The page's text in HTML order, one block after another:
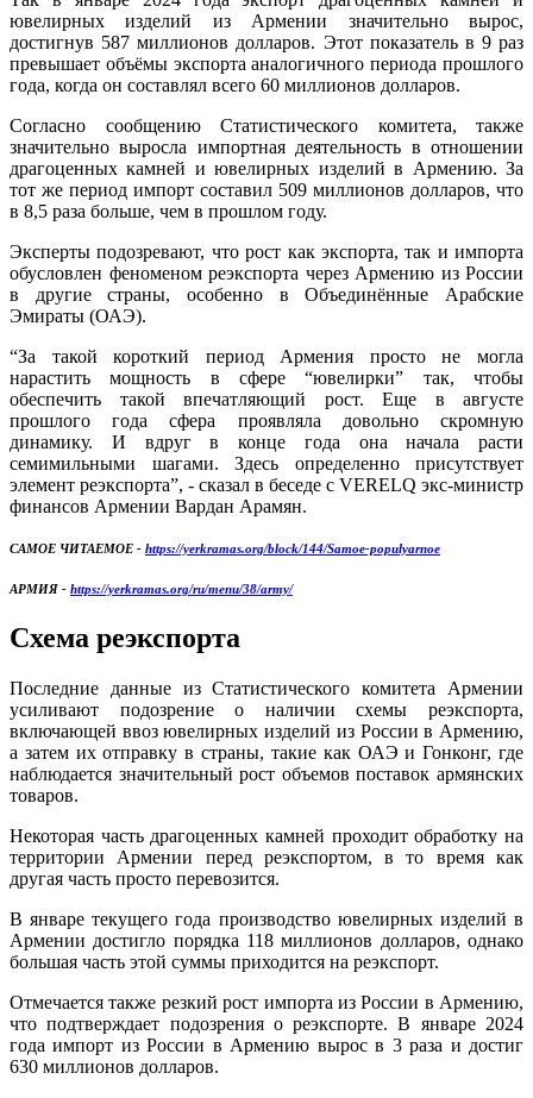
ювелирных изделий из Армении значительно вырос,
достигнув 587 миллионов долларов. Этот показатель в 9 раз
превышает объёмы экспорта аналогичного периода прошлого
года, когда он составлял всего 60 миллионов долларов.
Согласно сообщению Статистического комитета, также
значительно выросла импортная деятельность в отношении
драгоценных камней и ювелирных изделий в Армению. За
тот же период импорт составил 509 миллионов долларов, что
в 8,5 раза больше, чем в прошлом году.
Эксперты подозревают, что рост как экспорта, так и импорта
обусловлен феноменом реэкспорта через Армению из России
в другие страны, особенно в Объединённые Арабские
Эмираты (ОАЭ).
“За такой короткий период Армения просто не могла
нарастить мощность в сфере “ювелирки” так, чтобы
обеспечить такой впечатляющий рост. Еще в августе
прошлого года сфера проявляла довольно скромную
динамику. И вдруг в конце года она начала расти
семимильными шагами. Здесь определенно присутствует
элемент реэкспорта”, - сказал в беседе с VERELQ экс-министр
финансов Армении Вардан Арамян.
САМОЕ ЧИТАЕМОЕ - https://yerkramas.org/block/144/Samoe-populyarnoe
АРМИЯ - https://yerkramas.org/ru/menu/38/army/
Схема реэкспорта
Последние данные из Статистического комитета Армении
усиливают подозрение о наличии схемы реэкспорта,
включающей ввоз ювелирных изделий из России в Армению,
а затем их отправку в страны, такие как ОАЭ и Гонконг, где
наблюдается значительный рост объемов поставок армянских
товаров.
Некоторая часть драгоценных камней проходит обработку на
территории Армении перед реэкспортом, в то время как
другая часть просто перевозится.
В январе текущего года производство ювелирных изделий в
Армении достигло порядка 118 миллионов долларов, однако
большая часть этой суммы приходится на реэкспорт.
Отмечается также резкий рост импорта из России в Армению,
что подтверждает подозрения о реэкспорте. В январе 2024
года импорт из России в Армению вырос в 3 раза и достиг
630 миллионов долларов.